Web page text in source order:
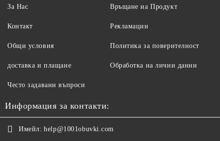
За Нас
Контакт
Общи условия
доставка и плащане
Връщане на Продукт
Рекламации
Политика за поверителност
Обработка на лични данни
Често задавани въпроси
Информация за контакти:
Имейл: help@1001obuvki.com